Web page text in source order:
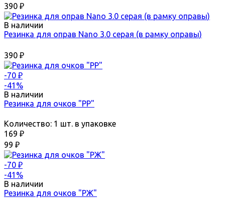
390 ₽
В наличии
Резинка для оправ Nano 3.0 серая (в рамку оправы)
390 ₽
-70 ₽
-41%
В наличии
Резинка для очков "РР"
Количество: 1 шт. в упаковке
169 ₽
99 ₽
-70 ₽
-41%
В наличии
Резинка для очков "РЖ"